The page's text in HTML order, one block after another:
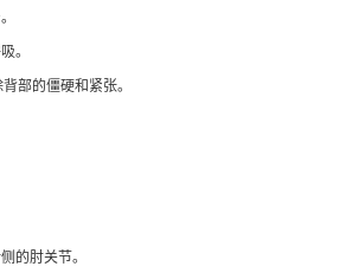
。
部的僵硬和紧张。
的肘关节。